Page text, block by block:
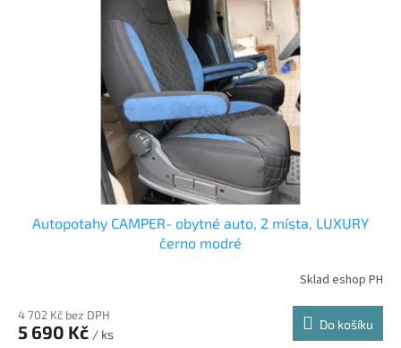
Autopotahy CAMPER- obytné auto, 2 místa, LUXURY
černo modré
Sklad eshop PH
4 702 Kč bez DPH
5 690 Kč / ks
Do košíku